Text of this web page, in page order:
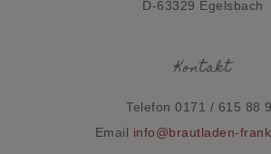
D-63329 Egelsbach
Kontakt
Telefon 0171 / 615 88
Email info@brautladen-